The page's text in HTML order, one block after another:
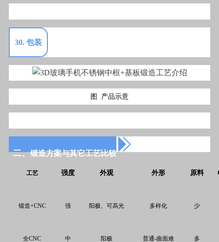
30. 包装
图 产品示意
二、锻造方案与其它工艺比较
工艺 强度 外观 外形 原料
锻造+CNC 强 阳极、可高光 多样化 少
全CNC 中 阳极 普通-曲面难 多